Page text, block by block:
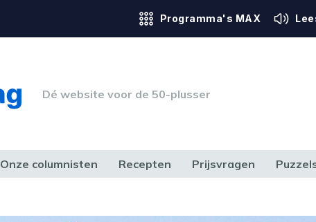
Programma's MAX
Dé website voor de 50-plusser
Onze columnisten Recepten Prijsvragen